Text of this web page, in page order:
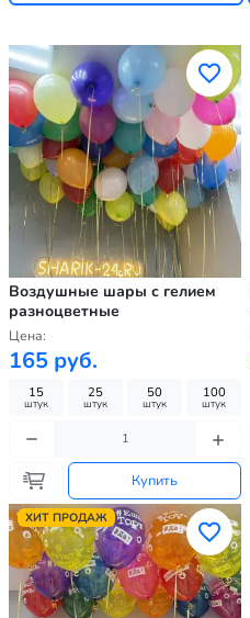
Воздушные шары с гелием
разноцветные
Цена:
165 руб.
15
штук
25
штук
50
штук
100
штук
Купить
ХИТ ПРОДАЖ